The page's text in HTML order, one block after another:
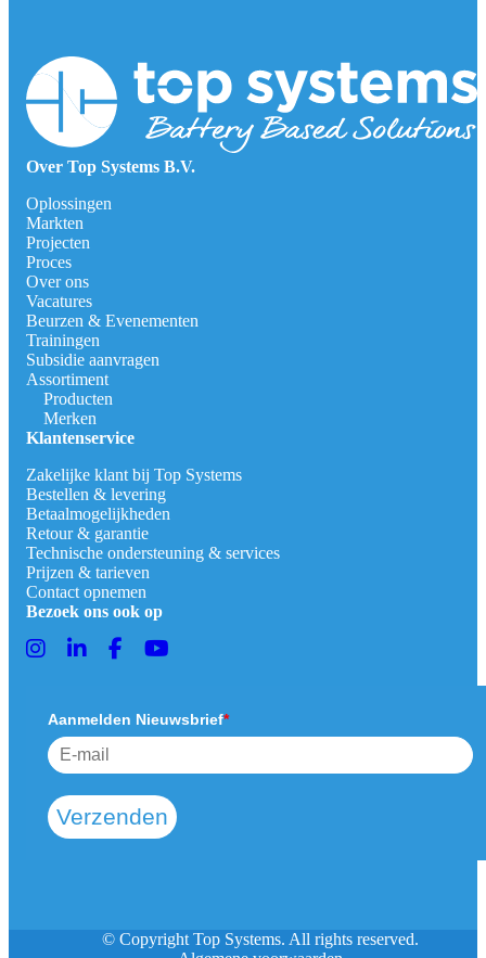
Over Top Systems B.V.
Oplossingen
Markten
Projecten
Proces
Over ons
Vacatures
Beurzen & Evenementen
Trainingen
Subsidie aanvragen
Assortiment
Producten
Merken
Klantenservice
Zakelijke klant bij Top Systems
Bestellen & levering
Betaalmogelijkheden
Retour & garantie
Technische ondersteuning & services
Prijzen & tarieven
Contact opnemen
Bezoek ons ook op
Aanmelden Nieuwsbrief*
Verzenden
© Copyright Top Systems. All rights reserved.